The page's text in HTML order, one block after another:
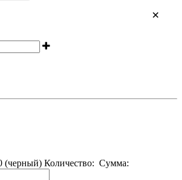
✕
(черный) Количество: Сумма: